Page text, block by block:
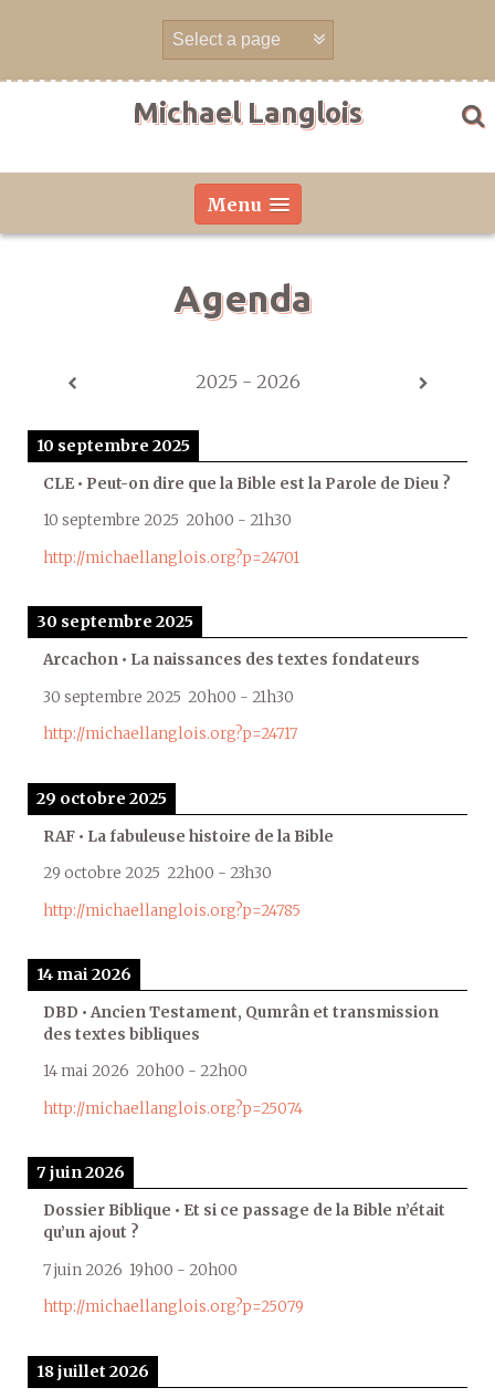
Michael Langlois
Menu
Agenda
2025 - 2026
10 septembre 2025
CLE • Peut-on dire que la Bible est la Parole de Dieu ?
10 septembre 2025 20h00 - 21h30
http://michaellanglois.org?p=24701
30 septembre 2025
Arcachon • La naissances des textes fondateurs
30 septembre 2025 20h00 - 21h30
http://michaellanglois.org?p=24717
29 octobre 2025
RAF • La fabuleuse histoire de la Bible
29 octobre 2025 22h00 - 23h30
http://michaellanglois.org?p=24785
14 mai 2026
DBD • Ancien Testament, Qumrân et transmission
des textes bibliques
14 mai 2026 20h00 - 22h00
http://michaellanglois.org?p=25074
7 juin 2026
Dossier Biblique • Et si ce passage de la Bible n’était
qu’un ajout ?
7 juin 2026 19h00 - 20h00
http://michaellanglois.org?p=25079
18 juillet 2026